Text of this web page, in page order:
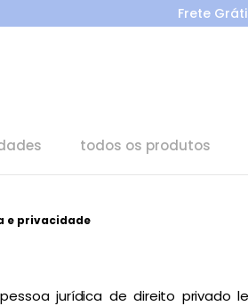
Frete
todos os produtos
e privacidade
jurídica de direito privado